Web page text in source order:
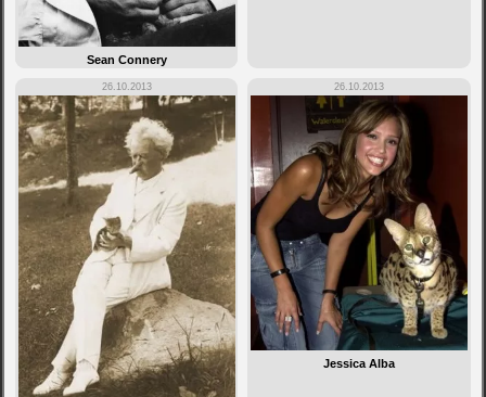
Sean Connery
26.10.2013 26.10.2013
Jessica Alba